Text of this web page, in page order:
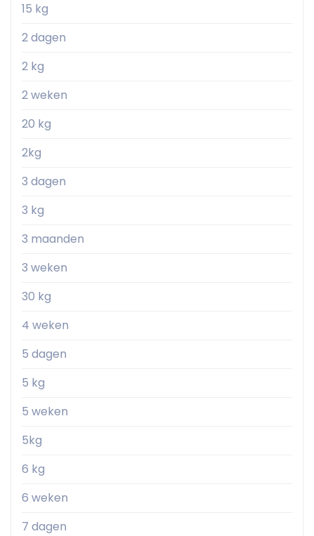
15 kg
2 dagen
2 kg
2 weken
20 kg
2kg
3 dagen
3 kg
3 maanden
3 weken
30 kg
4 weken
5 dagen
5 kg
5 weken
5kg
6 kg
6 weken
7 dagen